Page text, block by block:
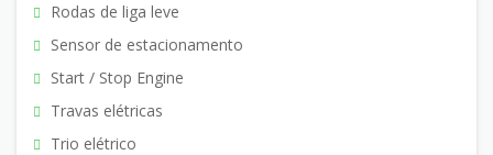
Rodas de liga leve
Sensor de estacionamento
Start / Stop Engine
Travas elétricas
Trio elétrico